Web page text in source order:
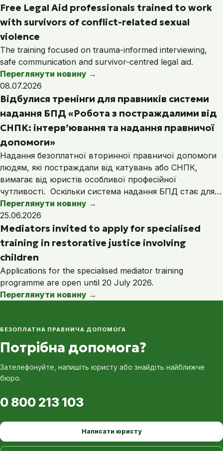
Free Legal Aid professionals trained to work
with survivors of conflict-related sexual
violence
The training focused on trauma-informed interviewing,
safe communication and survivor-centred legal aid.
Переглянути новину →
08.07.2026
Відбулися тренінги для правників системи
надання БПД «Робота з постраждалими від
СНПК: інтерв’ювання та надання правничої
допомоги»
Надання безоплатної вторинної правничої допомоги
людям, які постраждали від катувань або СНПК,
вимагає від юристів особливої професійної
чутливості. Оскільки система надання БПД стає для…
Переглянути новину →
25.06.2026
Mediators invited to apply for specialised
training in restorative justice involving
children
Applications for the specialised mediator training
programme are open until 20 July 2026.
Переглянути новину →
БЕЗОПЛАТНА ПРАВНИЧА ДОПОМОГА
Потрібна допомога?
Зателефонуйте, напишіть юристу або знайдіть найближче
бюро.
0 800 213 103
Написати юристу